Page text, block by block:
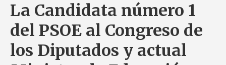
La Candidata número 1
del PSOE al Congreso de
los Diputados y actual